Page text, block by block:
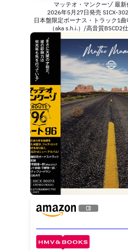
マッテオ・マンクーゾ 最新
2026年5月27日発売 SICX-
日本盤限定ボーナス・トラック1
（aka s.h.i.）/高音質BSCD2